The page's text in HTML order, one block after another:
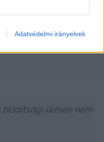
Adatvédelmi irányelvek
bizottsági ülésen nem